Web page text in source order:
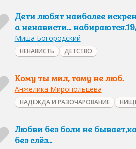
Дети любят наиболее
а ненависти…
Миша Богородский
НЕНАВИСТЬ ДЕТСТВО
Кому ты мил, тому не люб.
Анжелика Миропольцева
НАДЕЖДА И РАЗОЧАРОВАНИЕ
Любви без боли не
без слёз...